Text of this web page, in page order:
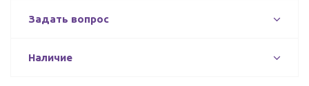
Задать вопрос
Наличие